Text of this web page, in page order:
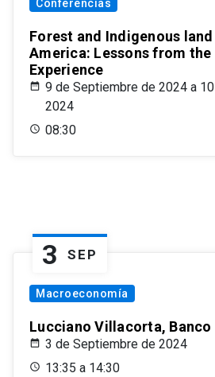
Conferencias
Forest and Indigenous
America: Lessons from the
Experience
9 de Septiembre de 2024 a
2024
08:30
3 SEP
Macroeconomía
Lucciano Villacorta, Banco
3 de Septiembre de 2024
13:35 a 14:30